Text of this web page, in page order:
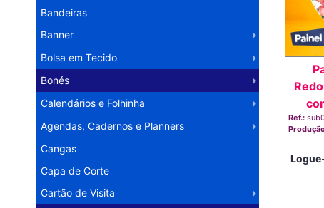
Bandeiras
Banner
Bolsa em Tecido
Bonés
Calendários e Folhinha
Agendas, Cadernos e Planners
Cangas
Capa de Corte
Cartão de Visita
Ref.: